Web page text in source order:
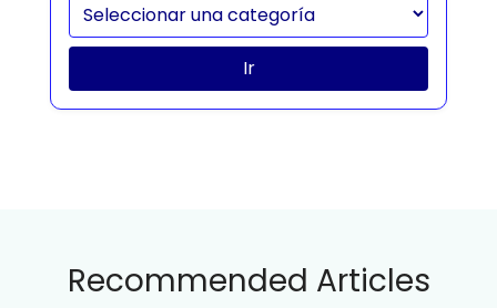
Ir
Recommended Articles